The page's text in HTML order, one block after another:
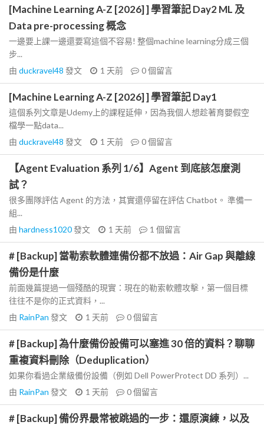
[Machine Learning A-Z [2026] ] 學習筆記 Day2 ML 及
Data pre-processing 概念
一邊要上課一邊還要寫這個不容易! 整個machine learning分成三個
步...
由 duckravel48 發文 1 天前 0個留言
[Machine Learning A-Z [2026] ] 學習筆記 Day1
這個系列文章是Udemy上的課程延伸，因為我個人想趁著育嬰假空
檔學一點data...
由 duckravel48 發文 1 天前 0個留言
【Agent Evaluation 系列 1/6】Agent 到底該怎麼測
試？
很多團隊評估 Agent 的方法，其實還停留在評估 Chatbot。 準備一
組...
由 hardness1020發文 1 天前 1 個留言
# [Backup] 當勒索軟體連備份都不放過：Air Gap 與離線
備份是什麼
前面幾篇提過一個殘酷的現實：現在的勒索軟體攻擊，第一個目標
往往不是你的正式資料，...
由 RainPan 發文 1 天前 0個留言
# [Backup] 為什麼備份設備可以塞進 30 倍的資料？聊聊
重複資料刪除（Deduplication）
如果你看過企業級備份設備（例如 Dell PowerProtect DD 系列）...
由 RainPan 發文 1 天前 0個留言
# [Backup] 備份界最常被跳過的一步：還原演練，以及